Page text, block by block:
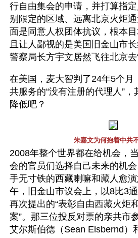
行自由集会的申请，并打算指
别限定的区域、远离北京火炬
面是同意人权团体抗议，根本
且让人鄙视的是美国旧金山市
警察局长方宇文居然飞往北京去
在美国，麦大智判了24年5个月
共服务的“没有注册的代理人”
降低吧？
朱嘉文为何抱着中共
2008年整个世界都在给机会，
会的官员们选择自己未来的机
手无寸铁的西藏喇嘛和藏人愈
午，旧金山市议会上，以8比3
再次提出的“表彰自由西藏火炬
案”。那三位投反对票的亲共市
艾尔斯伯德（Sean Elsbernd）